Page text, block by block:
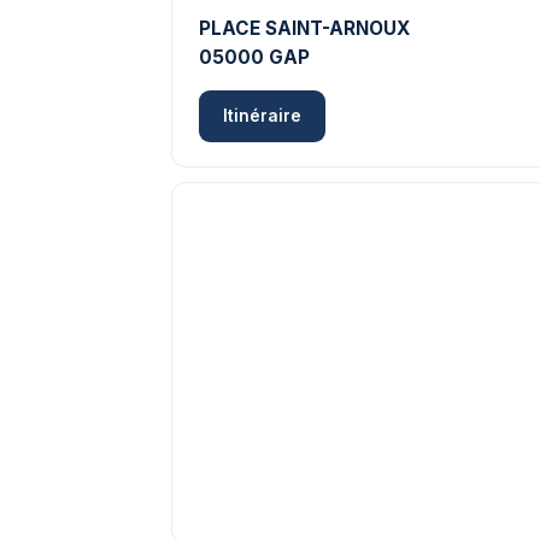
PLACE SAINT-ARNOUX
05000 GAP
Itinéraire